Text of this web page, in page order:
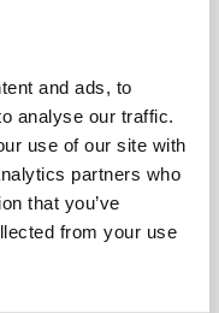
and ads, to
analyse our traffic.
use of our site with
partners who
that you’ve
from your use
De rest van de
geeft
en diepste
manier
anderen’ of met